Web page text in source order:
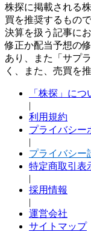
株探に掲載される
買を推奨するもの
決算を扱う記事に
修正か配当予想の
あり、また「サプ
く、また、売買を
「株探」につ
|
利用規約
プライバシー
|
プライバシー
特定商取引表
|
採用情報
|
運営会社
サイトマップ